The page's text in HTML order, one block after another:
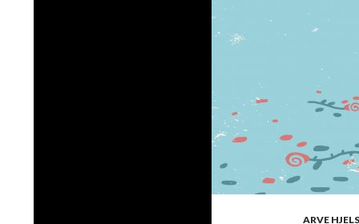
ARVE